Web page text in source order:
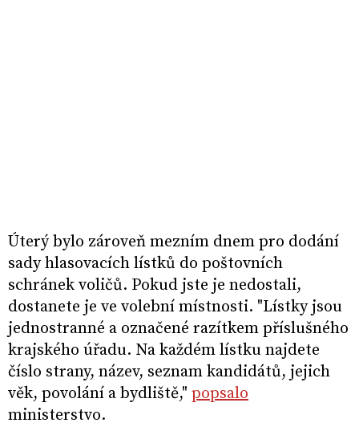
Úterý bylo zároveň mezním dnem pro dodání
sady hlasovacích lístků do poštovních
schránek voličů. Pokud jste je nedostali,
dostanete je ve volební místnosti. "Lístky jsou
jednostranné a označené razítkem příslušného
krajského úřadu. Na každém lístku najdete
číslo strany, název, seznam kandidátů, jejich
věk, povolání a bydliště," popsalo
ministerstvo.